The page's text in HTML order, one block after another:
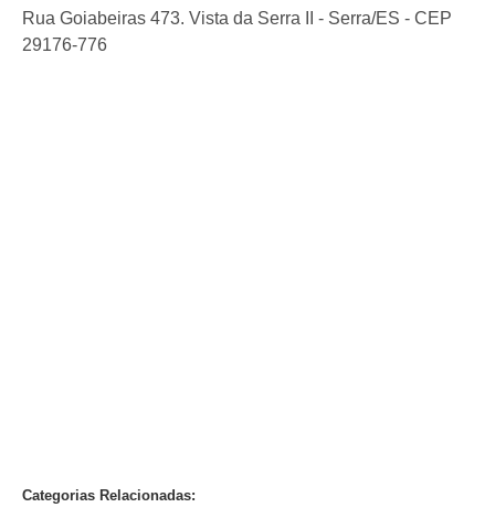
Rua Goiabeiras 473. Vista da Serra II - Serra/ES - CEP
29176-776
Categorias Relacionadas: